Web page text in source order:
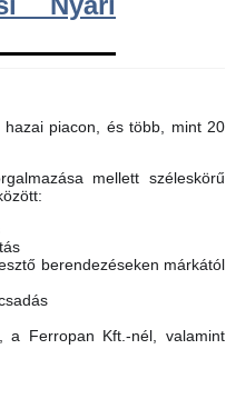
piacon, és több, mint 20
mellett széleskörű
berendezéseken márkától
a Ferropan Kft.-nél, valamint